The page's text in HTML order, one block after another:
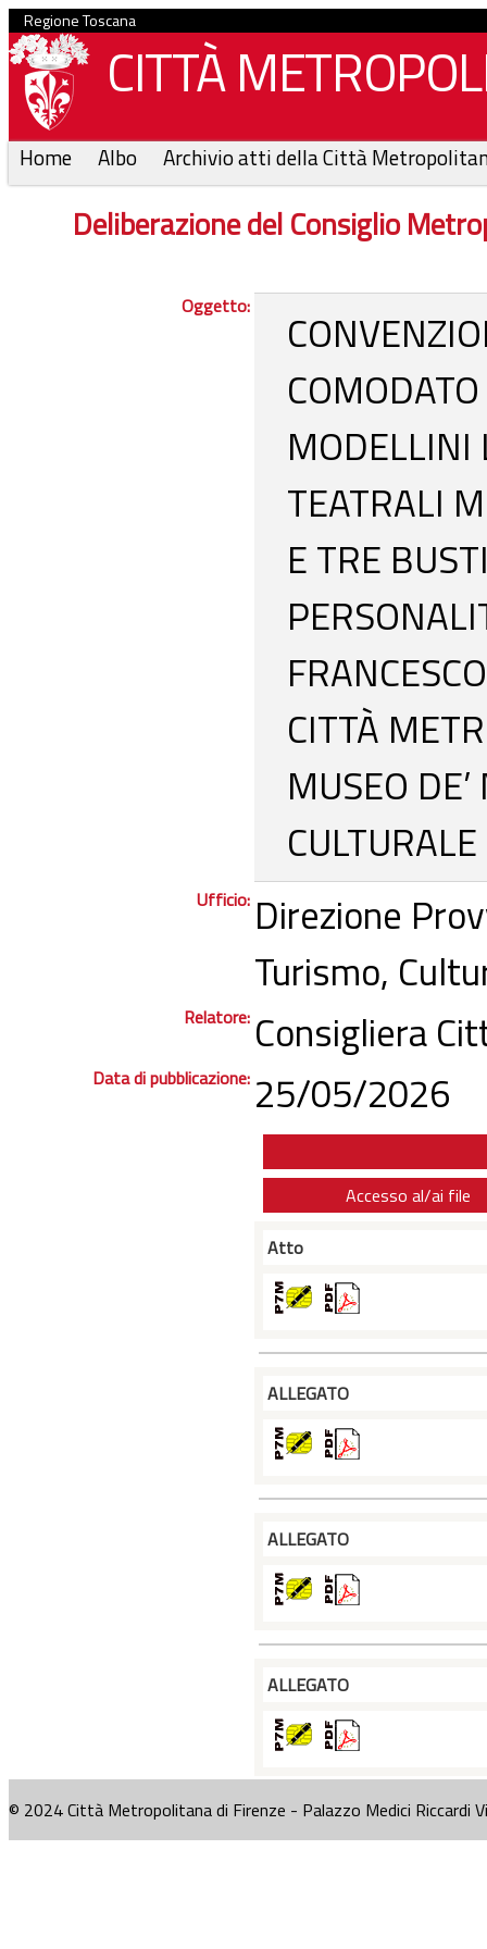
Regione Toscana
CITTÀ
Home Albo Archivio atti della Città
Deliberazione del Consiglio
Oggetto:
MODELLINI
TEATRALI
E TRE
CITTÀ
MUSEO
Ufficio: Direzione
Turismo,
Relatore: Consigliera
Data di pubblicazione: 25/05/2026
Accesso al/ai file
Atto
ALLEGATO
ALLEGATO
ALLEGATO
© 2024 Città Metropolitana di Firenze - Palazzo Medici Riccardi